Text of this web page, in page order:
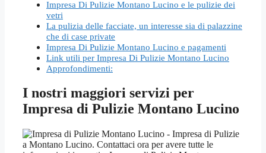
Impresa Di Pulizie Montano Lucino e le pulizie dei
vetri
La pulizia delle facciate, un interesse sia di palazzine
che di case private
Impresa Di Pulizie Montano Lucino e pagamenti
Link utili per Impresa Di Pulizie Montano Lucino
Approfondimenti:
I nostri maggiori servizi per
Impresa di Pulizie Montano Lucino